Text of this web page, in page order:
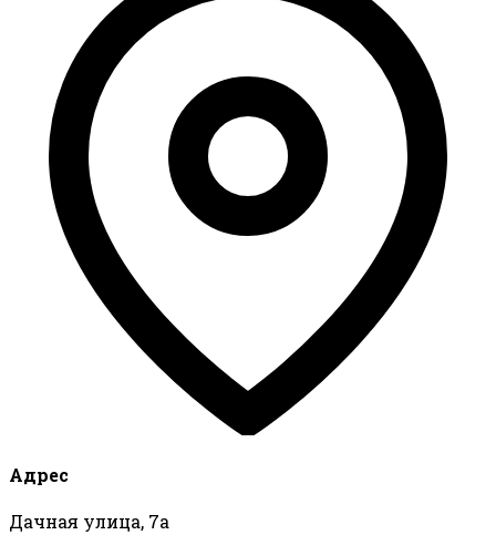
Адрес
Дачная улица, 7а